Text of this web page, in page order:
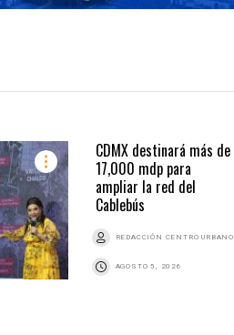
CDMX destinará más de
17,000 mdp para
ampliar la red del
Cablebús
REDACCIÓN CENTRO URBANO
AGOSTO 5, 2026